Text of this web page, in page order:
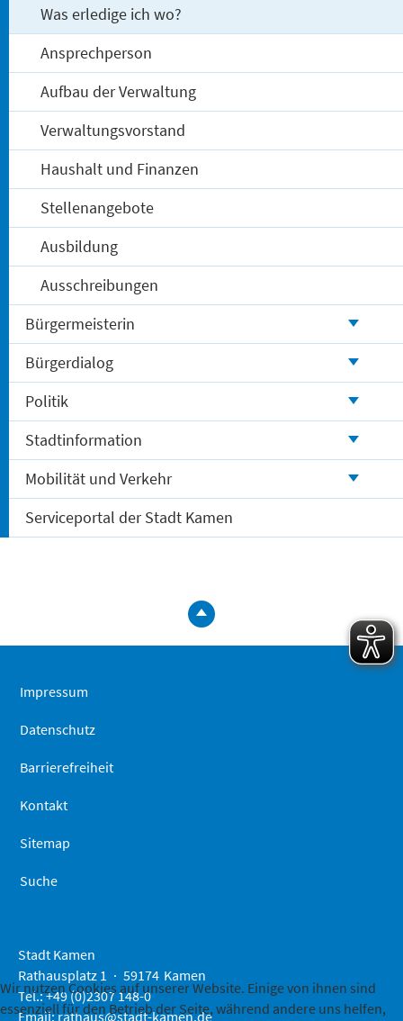
Was erledige ich wo?
Ansprechperson
Aufbau der Verwaltung
Verwaltungsvorstand
Haushalt und Finanzen
Stellenangebote
Ausbildung
Ausschreibungen
Bürgermeisterin
Bürgerdialog
Politik
Stadtinformation
Mobilität und Verkehr
Serviceportal der Stadt Kamen
zum
Impressum
Datenschutz
Barrierefreiheit
Kontakt
Sitemap
Suche
Stadt Kamen
Rathausplatz 1
59174 Kamen
Tel.: +49 (0)2307 148-0
Email:rathaus@stadt-kamen.de
Wir nutzen Cookies auf unserer Website. Einige von ihnen sind
essenziell für den Betrieb der Seite, während andere uns helfen,